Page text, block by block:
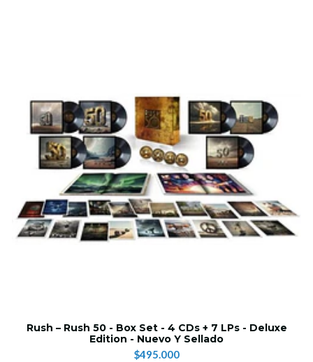
Rush – Rush 50 - Box Set - 4 CDs + 7 LPs - Deluxe
Edition - Nuevo Y Sellado
$495.000